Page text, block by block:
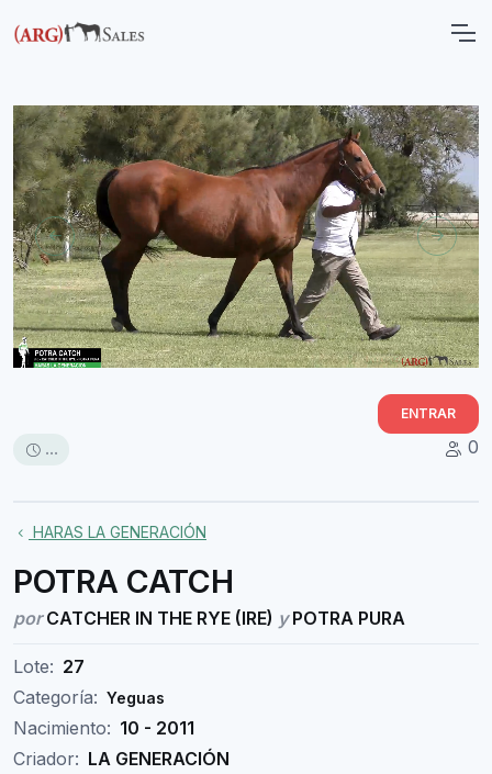
ENTRAR
... 0
HARAS LA GENERACIÓN
POTRA CATCH
porCATCHER IN THE RYE (IRE) yPOTRA PURA
Lote: 27
Categoría: Yeguas
Nacimiento: 10 - 2011
Criador: LA GENERACIÓN